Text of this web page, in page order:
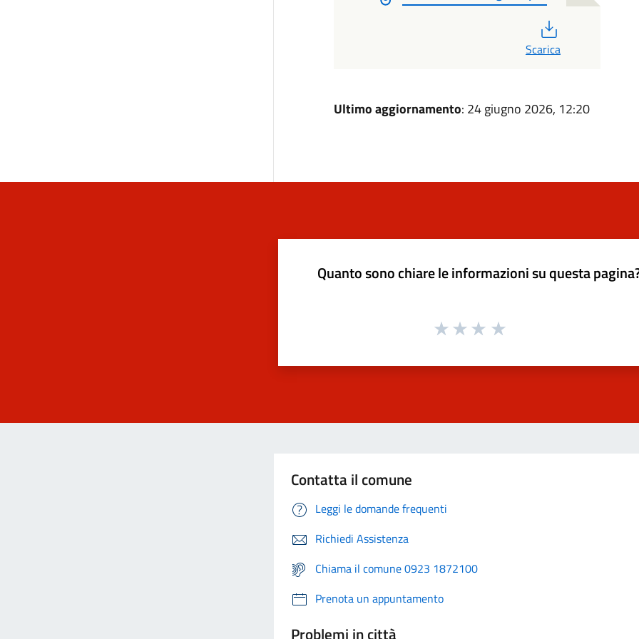
Scarica
Ultimo aggiornamento: 24 giugno 2026, 12:20
Quanto sono chiare le informazioni su questa
Contatta il comune
Leggi le domande frequenti
Richiedi Assistenza
Chiama il comune 0923 1872100
Prenota un appuntamento
Problemi in città